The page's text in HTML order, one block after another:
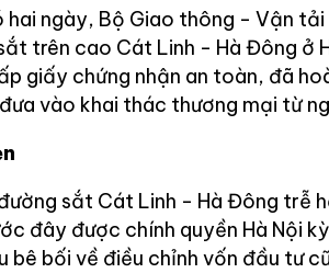
hai ngày, Bộ Giao thông - Vận
trên cao Cát Linh - Hà Đông ở
giấy chứng nhận an toàn, đã
vào khai thác thương mại từ
sắt Cát Linh - Hà Đông trễ
đây được chính quyền Hà Nội
bê bối về điều chỉnh vốn đầu tư